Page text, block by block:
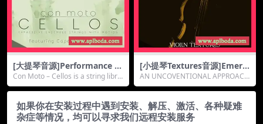
[大提琴音源]Performance S
amples Con Moto Cellos [K
ONTAKT]（1.83Gb）
Con Moto – Cellos is a string libra
ry re...
[小提琴Textures音源]Emerg
ence Audio Violin Textures
v2.0.0 [KONTAKT]（1.91G
b）
AN UNCOVENTIONAL APPROACH
We brought in w...
如果你在安装过程中遇到安装、解压、激活、各种疑难
杂症等情况，均可以寻求我们远程安装服务